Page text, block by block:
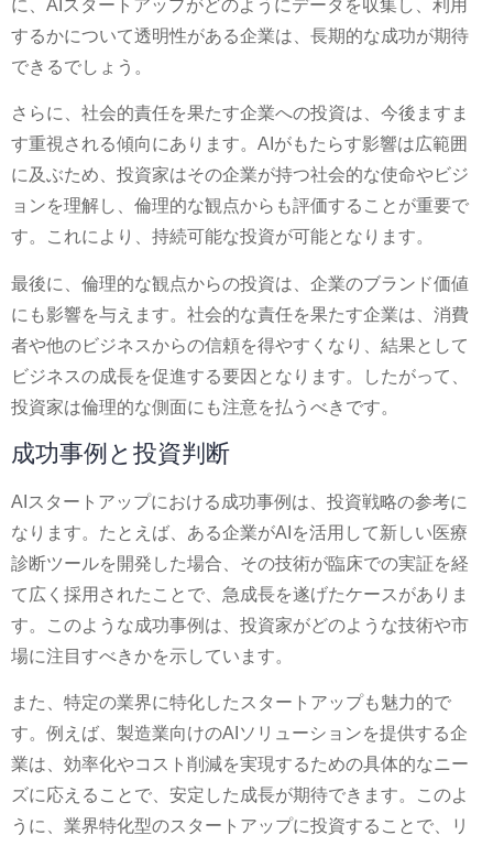
に、AIスタートアップがどのようにデータを収集し、利用
するかについて透明性がある企業は、長期的な成功が期待
できるでしょう。
さらに、社会的責任を果たす企業への投資は、今後ますま
す重視される傾向にあります。AIがもたらす影響は広範囲
に及ぶため、投資家はその企業が持つ社会的な使命やビジ
ョンを理解し、倫理的な観点からも評価することが重要で
す。これにより、持続可能な投資が可能となります。
最後に、倫理的な観点からの投資は、企業のブランド価値
にも影響を与えます。社会的な責任を果たす企業は、消費
者や他のビジネスからの信頼を得やすくなり、結果として
ビジネスの成長を促進する要因となります。したがって、
投資家は倫理的な側面にも注意を払うべきです。
成功事例と投資判断
AIスタートアップにおける成功事例は、投資戦略の参考に
なります。たとえば、ある企業がAIを活用して新しい医療
診断ツールを開発した場合、その技術が臨床での実証を経
て広く採用されたことで、急成長を遂げたケースがありま
す。このような成功事例は、投資家がどのような技術や市
場に注目すべきかを示しています。
また、特定の業界に特化したスタートアップも魅力的で
す。例えば、製造業向けのAIソリューションを提供する企
業は、効率化やコスト削減を実現するための具体的なニー
ズに応えることで、安定した成長が期待できます。このよ
うに、業界特化型のスタートアップに投資することで、リ